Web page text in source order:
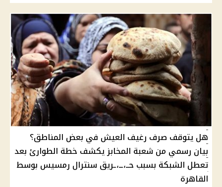
هل يتوقف صرف رغيف العيش في بعض المناطق؟
بيان رسمي من شعبة المخابز يكشف خطة الطوارئ بعد
تعطل الشبكة بسبب حــ،ــ،ـريق سنترال رمسيس بوسط
القاهرة